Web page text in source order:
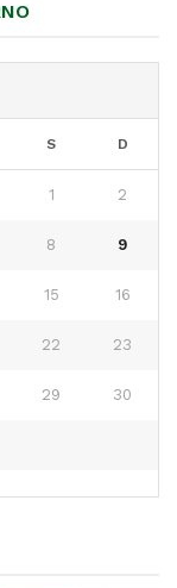
S D
1 2
8 9
15 16
22 23
29 30